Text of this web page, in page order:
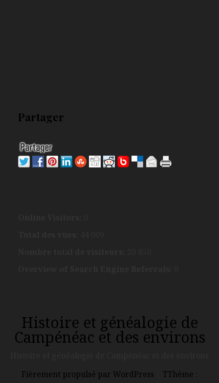
Partager
Histoire et généalogie de
Campénéac et des environs
Fièrement propulsé par WordPress
TThème :